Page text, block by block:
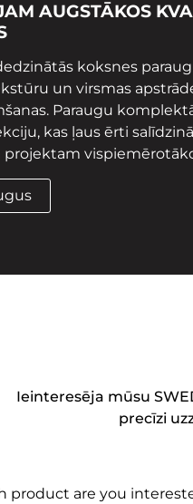
AUGSTĀKOS
koksnes
un virsmas
Paraugu
kas ļaus ērti
projektam
Ieinteresēja mūsu
precīzi
product are you